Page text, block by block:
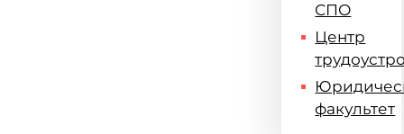
СПО
Центр
факультет